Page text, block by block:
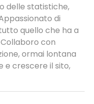
delle statistiche,
di
quello che ha a
con
ormai lontana
e crescere il sito,